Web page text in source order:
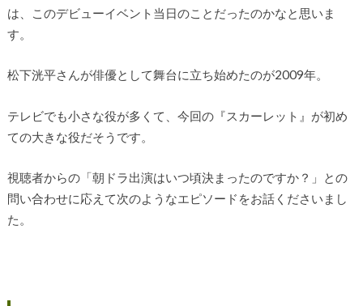
は、このデビューイベント当日のことだったのかなと思いま
す。
松下洸平さんが俳優として舞台に立ち始めたのが2009年。
テレビでも小さな役が多くて、今回の『スカーレット』が初め
ての大きな役だそうです。
視聴者からの「朝ドラ出演はいつ頃決まったのですか？」との
問い合わせに応えて次のようなエピソードをお話くださいまし
た。